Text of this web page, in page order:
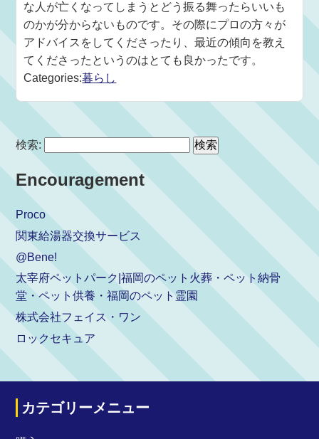
な人が亡くなってしまうとどう振る舞ったらいいも
のかが分からないものです。その際にプロの方々が
アドバイスをしてくださったり、最近の傾向を教え
てくださったというのはとても良かったです。
Categories:暮らし
検索:
Encouragement
Proco
関東給湯器交換サービス
@Bene!
太宰府ペットパーク|福岡のペット火葬・ペット納骨
堂・ペット供養・福岡のペット霊園
株式会社フェイス・ワン
ロックセキュア
カテゴリーメニュー